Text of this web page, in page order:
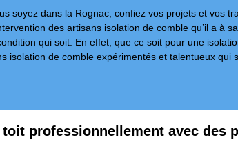
soyez dans la Rognac, confiez vos projets et vos
des artisans isolation de comble qu’il a à
qui soit. En effet, que ce soit pour une
isolation de comble expérimentés et talentueux
professionnellement avec des